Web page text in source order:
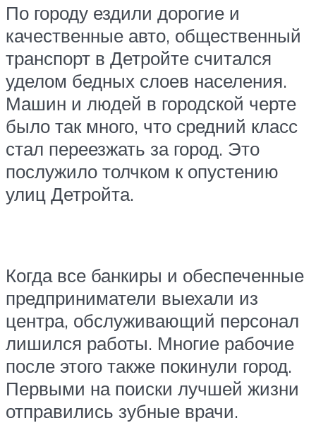
По городу ездили дорогие и
качественные авто, общественный
транспорт в Детройте считался
уделом бедных слоев населения.
Машин и людей в городской черте
было так много, что средний класс
стал переезжать за город. Это
послужило толчком к опустению
улиц Детройта.
Когда все банкиры и обеспеченные
предприниматели выехали из
центра, обслуживающий персонал
лишился работы. Многие рабочие
после этого также покинули город.
Первыми на поиски лучшей жизни
отправились зубные врачи.